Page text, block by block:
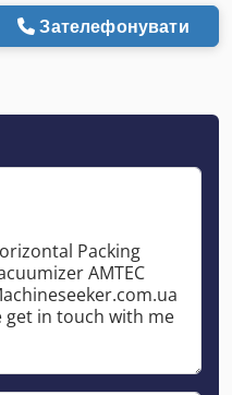
Зателефонувати